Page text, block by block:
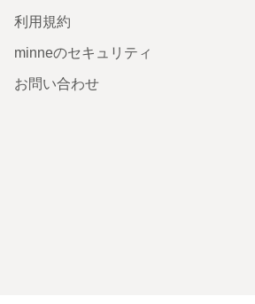
利用規約
minneのセキュリティ
お問い合わせ